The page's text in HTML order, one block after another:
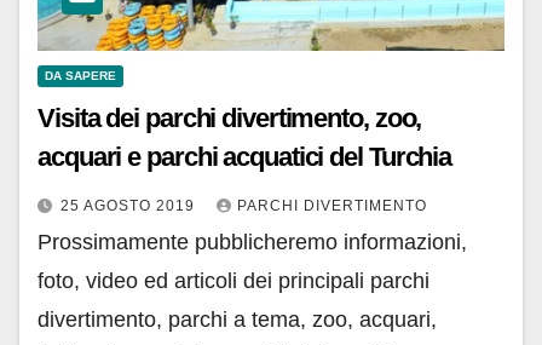
DA SAPERE
Visita dei parchi divertimento, zoo,
acquari e parchi acquatici del Turchia
25 AGOSTO 2019 PARCHI DIVERTIMENTO
Prossimamente pubblicheremo informazioni,
foto, video ed articoli dei principali parchi
divertimento, parchi a tema, zoo, acquari,